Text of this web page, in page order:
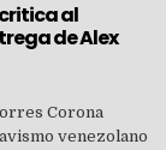
al
de Alex
Corona
venezolano